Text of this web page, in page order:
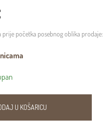
početka posebnog oblika prodaje:
U KOŠARICU